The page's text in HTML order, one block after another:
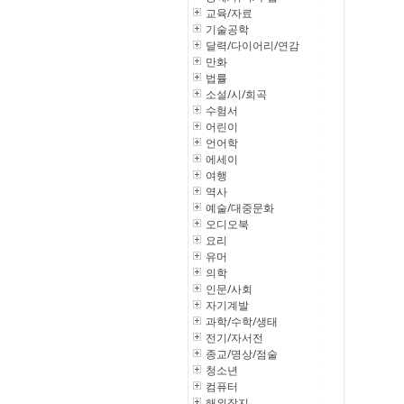
교육/자료
기술공학
달력/다이어리/연감
만화
법률
소설/시/희곡
수험서
어린이
언어학
에세이
여행
역사
예술/대중문화
오디오북
요리
유머
의학
인문/사회
자기계발
과학/수학/생태
전기/자서전
종교/명상/점술
청소년
컴퓨터